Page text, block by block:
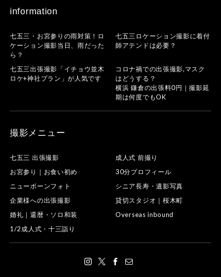
information
七五三・お宮参りの雨対策！ロ
ケーション撮影当日、雨だった
ら？
七五三ロケーション撮影に着付
師アテンドは必要？
七五三出張撮影「イチョウ並木
ロケ+神社プラン」が人気です
コロナ禍での出張撮影,マスク
はどうする？
横浜 鎌倉の出張料0円｜撮影延
期は何度でもOK
撮影メニュー
七五三 出張撮影
成人式 前撮り
お宮参り｜お食い初め
30分プロフィール
ニューボーンフォト
シニア長寿・遺影写真
企業様への出張撮影
貸切スタジオ｜桜木町
婚礼｜還暦・ソロ和装
Overseas inbound
1/2成人式・十三詣り